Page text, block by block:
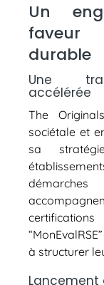
Un
faveur
durable
Une
accélérée
The
sociétale et
sa
certifications
à structurer
Lancement